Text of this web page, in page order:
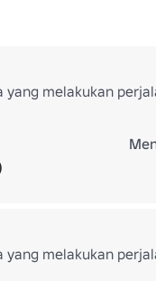
yang melakukan
yang melakukan